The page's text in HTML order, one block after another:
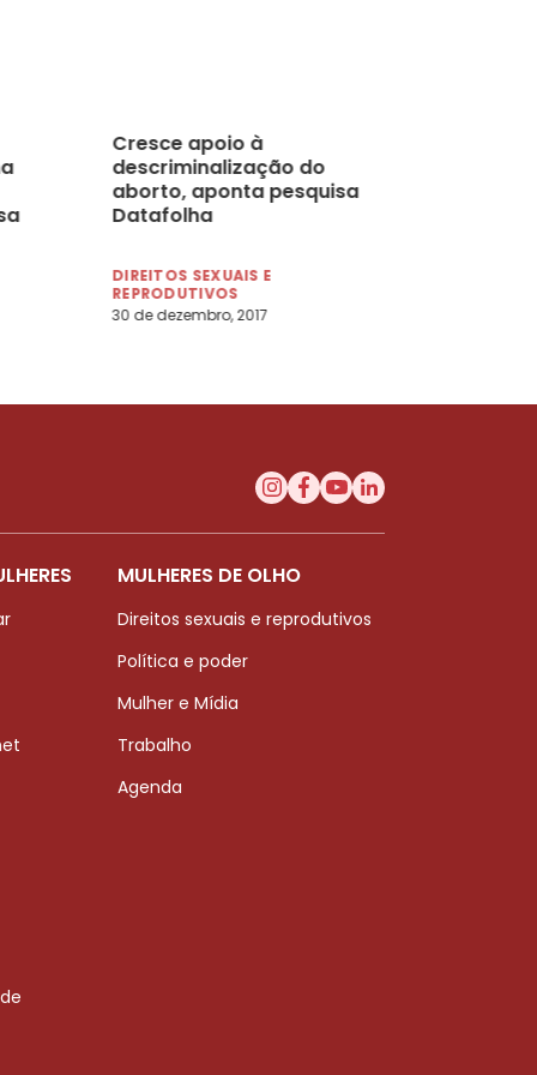
Cresce apoio à
descriminalização do
aborto, aponta pesquisa
Datafolha
DIREITOS SEXUAIS E
REPRODUTIVOS
30 de dezembro, 2017
MULHERES DE OLHO
Direitos sexuais e reprodutivos
Política e poder
Mulher e Mídia
Trabalho
Agenda